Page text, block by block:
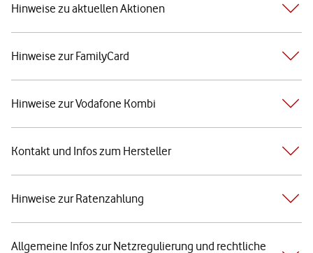
Hinweise zu aktuellen Aktionen
Hinweise zur FamilyCard
Hinweise zur Vodafone Kombi
Kontakt und Infos zum Hersteller
Hinweise zur Ratenzahlung
Allgemeine Infos zur Netzregulierung und rechtliche